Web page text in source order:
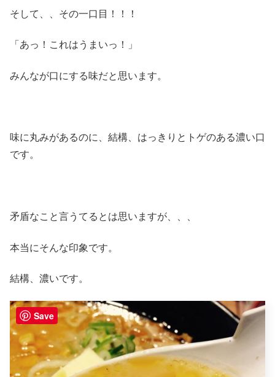
そして、、その一口目！！！
「あっ！これはうまいっ！」
みんなが口にする味だと思います。
味に丸みがあるのに、結構、はっきりとトゲのある濃い口
です。
矛盾なこと言うてるとは思いますが、、、
本当にそんな印象です。
結構、濃いです。
Save